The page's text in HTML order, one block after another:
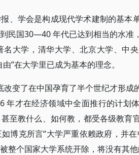
、学会是构成现代学术建制的基本
民国30—40 年代已达到相当的水准
大学，清华大学、北京大学、中
”在大学里已成为基本的理念。
变了在中国孕育了半个世纪才形成
年才在经济领域中全面推行的计划
至教什么、如何教，都受各级教育
博克所言“大学严重依赖政府，并
整个国家大学系统开除，将没有其他